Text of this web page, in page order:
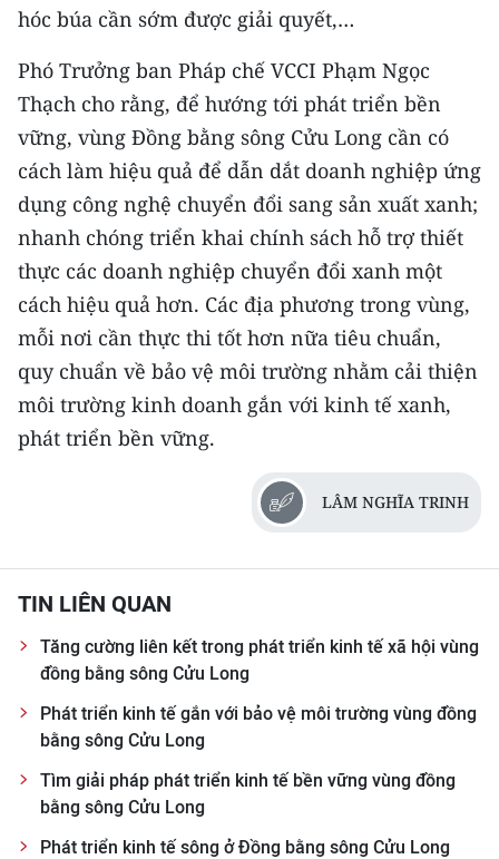
hóc búa cần sớm được giải quyết,…
Phó Trưởng ban Pháp chế VCCI Phạm Ngọc
Thạch cho rằng, để hướng tới phát triển bền
vững, vùng Đồng bằng sông Cửu Long cần có
cách làm hiệu quả để dẫn dắt doanh nghiệp ứng
dụng công nghệ chuyển đổi sang sản xuất xanh;
nhanh chóng triển khai chính sách hỗ trợ thiết
thực các doanh nghiệp chuyển đổi xanh một
cách hiệu quả hơn. Các địa phương trong vùng,
mỗi nơi cần thực thi tốt hơn nữa tiêu chuẩn,
quy chuẩn về bảo vệ môi trường nhằm cải thiện
môi trường kinh doanh gắn với kinh tế xanh,
phát triển bền vững.
LÂM NGHĨA TRINH
TIN LIÊN QUAN
Tăng cường liên kết trong phát triển kinh tế xã hội vùng
đồng bằng sông Cửu Long
Phát triển kinh tế gắn với bảo vệ môi trường vùng đồng
bằng sông Cửu Long
Tìm giải pháp phát triển kinh tế bền vững vùng đồng
bằng sông Cửu Long
Phát triển kinh tế sông ở Đồng bằng sông Cửu Long